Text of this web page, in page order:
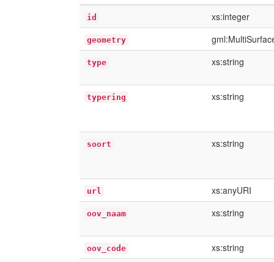
id xs:integer
geometry
type xs:string
typering xs:string
soort xs:string
url xs:anyURI
oov_naam xs:string
oov_code xs:string